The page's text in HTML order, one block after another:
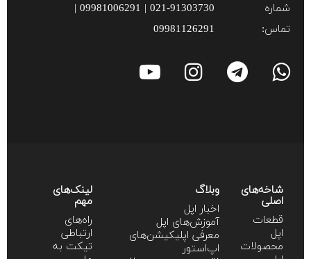
شماره
تماس:
021-91303730 | 09981006291 |
09981126291
شاخه‌های
اصلی
قطعات
اپل
محصولات
وبلاگ
اخبار اپل
آموزش‌‌های اپل
معرفی اپلیکیشن‌های
اپ‌استور
لینک‌های
مهم
راه‌های
ارتباطی
تیکت به